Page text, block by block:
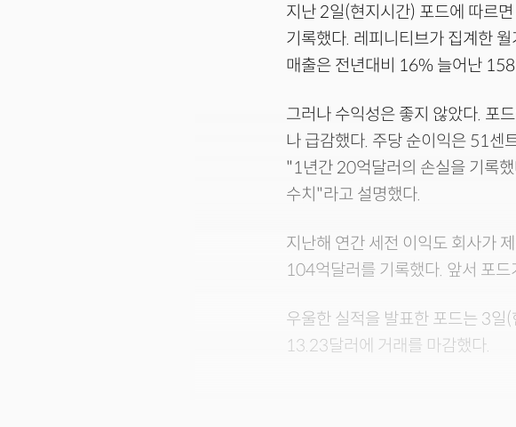
지난 2일(현지시간) 포드에 따르
기록했다. 레피니티브가 집계한
매출은 전년대비 16% 늘어난
그러나 수익성은 좋지 않았다. 포
나 급감했다. 주당 순이익은 51센
"1년간 20억달러의 손실을 기록
수치"라고 설명했다.
지난해 연간 세전 이익도 회사가
104억달러를 기록했다. 앞서 포
우울한 실적을 발표한 포드는 3
13.23달러에 거래를 마감했다.